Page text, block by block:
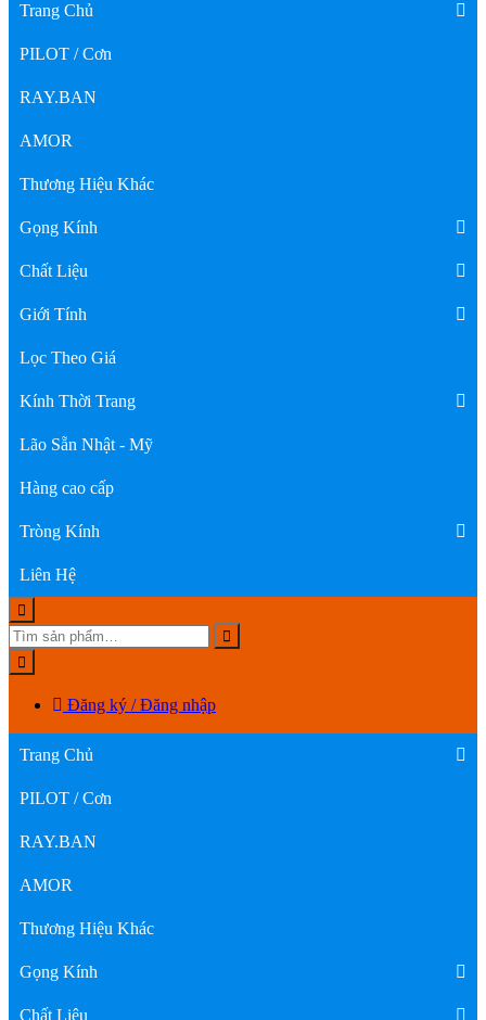
Trang Chủ
PILOT / Cơn
RAY.BAN
AMOR
Thương Hiệu Khác
Gọng Kính
Chất Liệu
Giới Tính
Lọc Theo Giá
Kính Thời Trang
Lão Sẵn Nhật - Mỹ
Hàng cao cấp
Tròng Kính
Liên Hệ
Đăng ký / Đăng nhập
Trang Chủ
PILOT / Cơn
RAY.BAN
AMOR
Thương Hiệu Khác
Gọng Kính
Chất Liệu